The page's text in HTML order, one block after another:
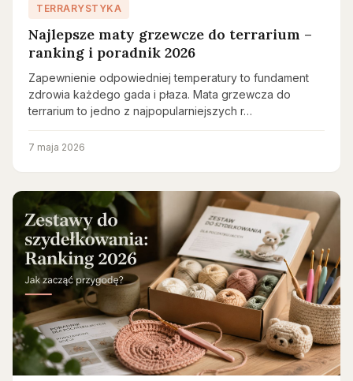
TERRARYSTYKA
Najlepsze maty grzewcze do terrarium –
ranking i poradnik 2026
Zapewnienie odpowiedniej temperatury to fundament
zdrowia każdego gada i płaza. Mata grzewcza do
terrarium to jedno z najpopularniejszych r…
7 maja 2026